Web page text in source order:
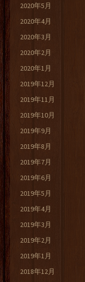
2020年5月
2020年4月
2020年3月
2020年2月
2020年1月
2019年12月
2019年11月
2019年10月
2019年9月
2019年8月
2019年7月
2019年6月
2019年5月
2019年4月
2019年3月
2019年2月
2019年1月
2018年12月